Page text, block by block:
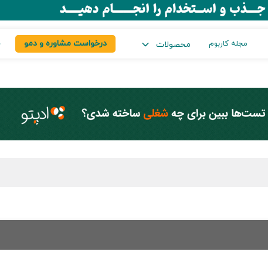
مجله کاربوم محصولات درخواست مشاوره و دمو